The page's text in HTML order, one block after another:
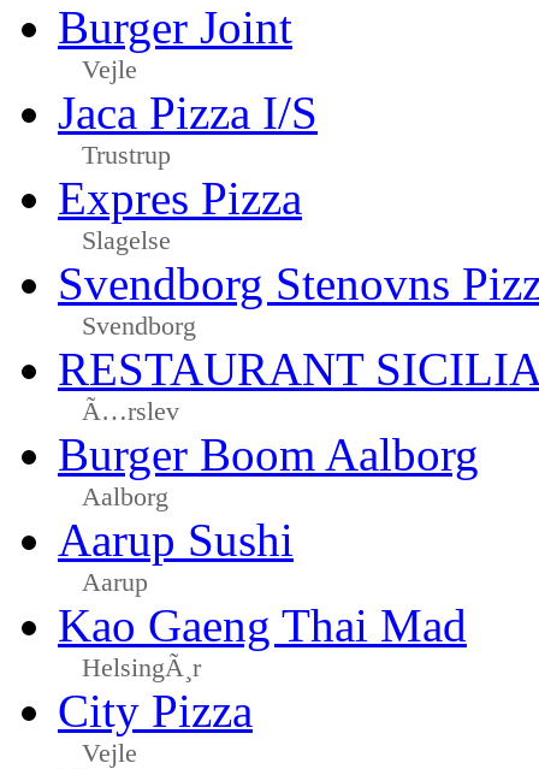
Burger Joint
Vejle
Jaca Pizza I/S
Trustrup
Expres Pizza
Slagelse
Svendborg Stenovns
Svendborg
RESTAURANT
Ã…rslev
Burger Boom Aalborg
Aalborg
Aarup Sushi
Aarup
Kao Gaeng Thai Mad
HelsingÃ¸r
City Pizza
Vejle